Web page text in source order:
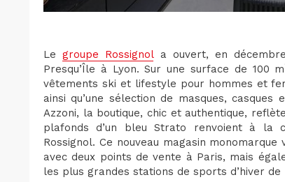
Legroupe Rossignola ouvert, en
Presqu’Île à Lyon. Sur une surface de 100 m
vêtements ski et lifestyle pour hommes et
ainsi qu’une sélection de masques,
Azzoni, la boutique, chic et authentique,
plafonds d’un bleu Strato renvoient à la
Rossignol. Ce nouveau magasin
avec deux points de vente à Paris, mais
les plus grandes stations de sports d’hiver de